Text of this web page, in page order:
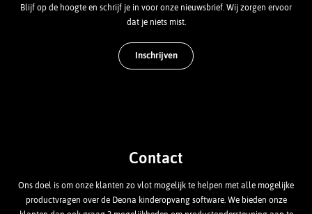
Contact
Ons doel is om onze klanten zo vlot mogelijk te helpen met alle mogelijke
productvragen over de Deona kinderopvang software. We bieden onze
Blijf op de hoogte en schrijf je in voor onze nieuwsbrief. Wij zorgen ervoor
dat je niets mist.
Inschrijven